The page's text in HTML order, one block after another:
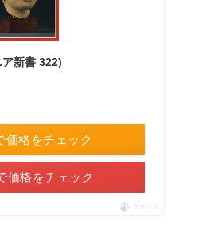
新書 322)
価格をチェック
価格をチェック
ポチップ